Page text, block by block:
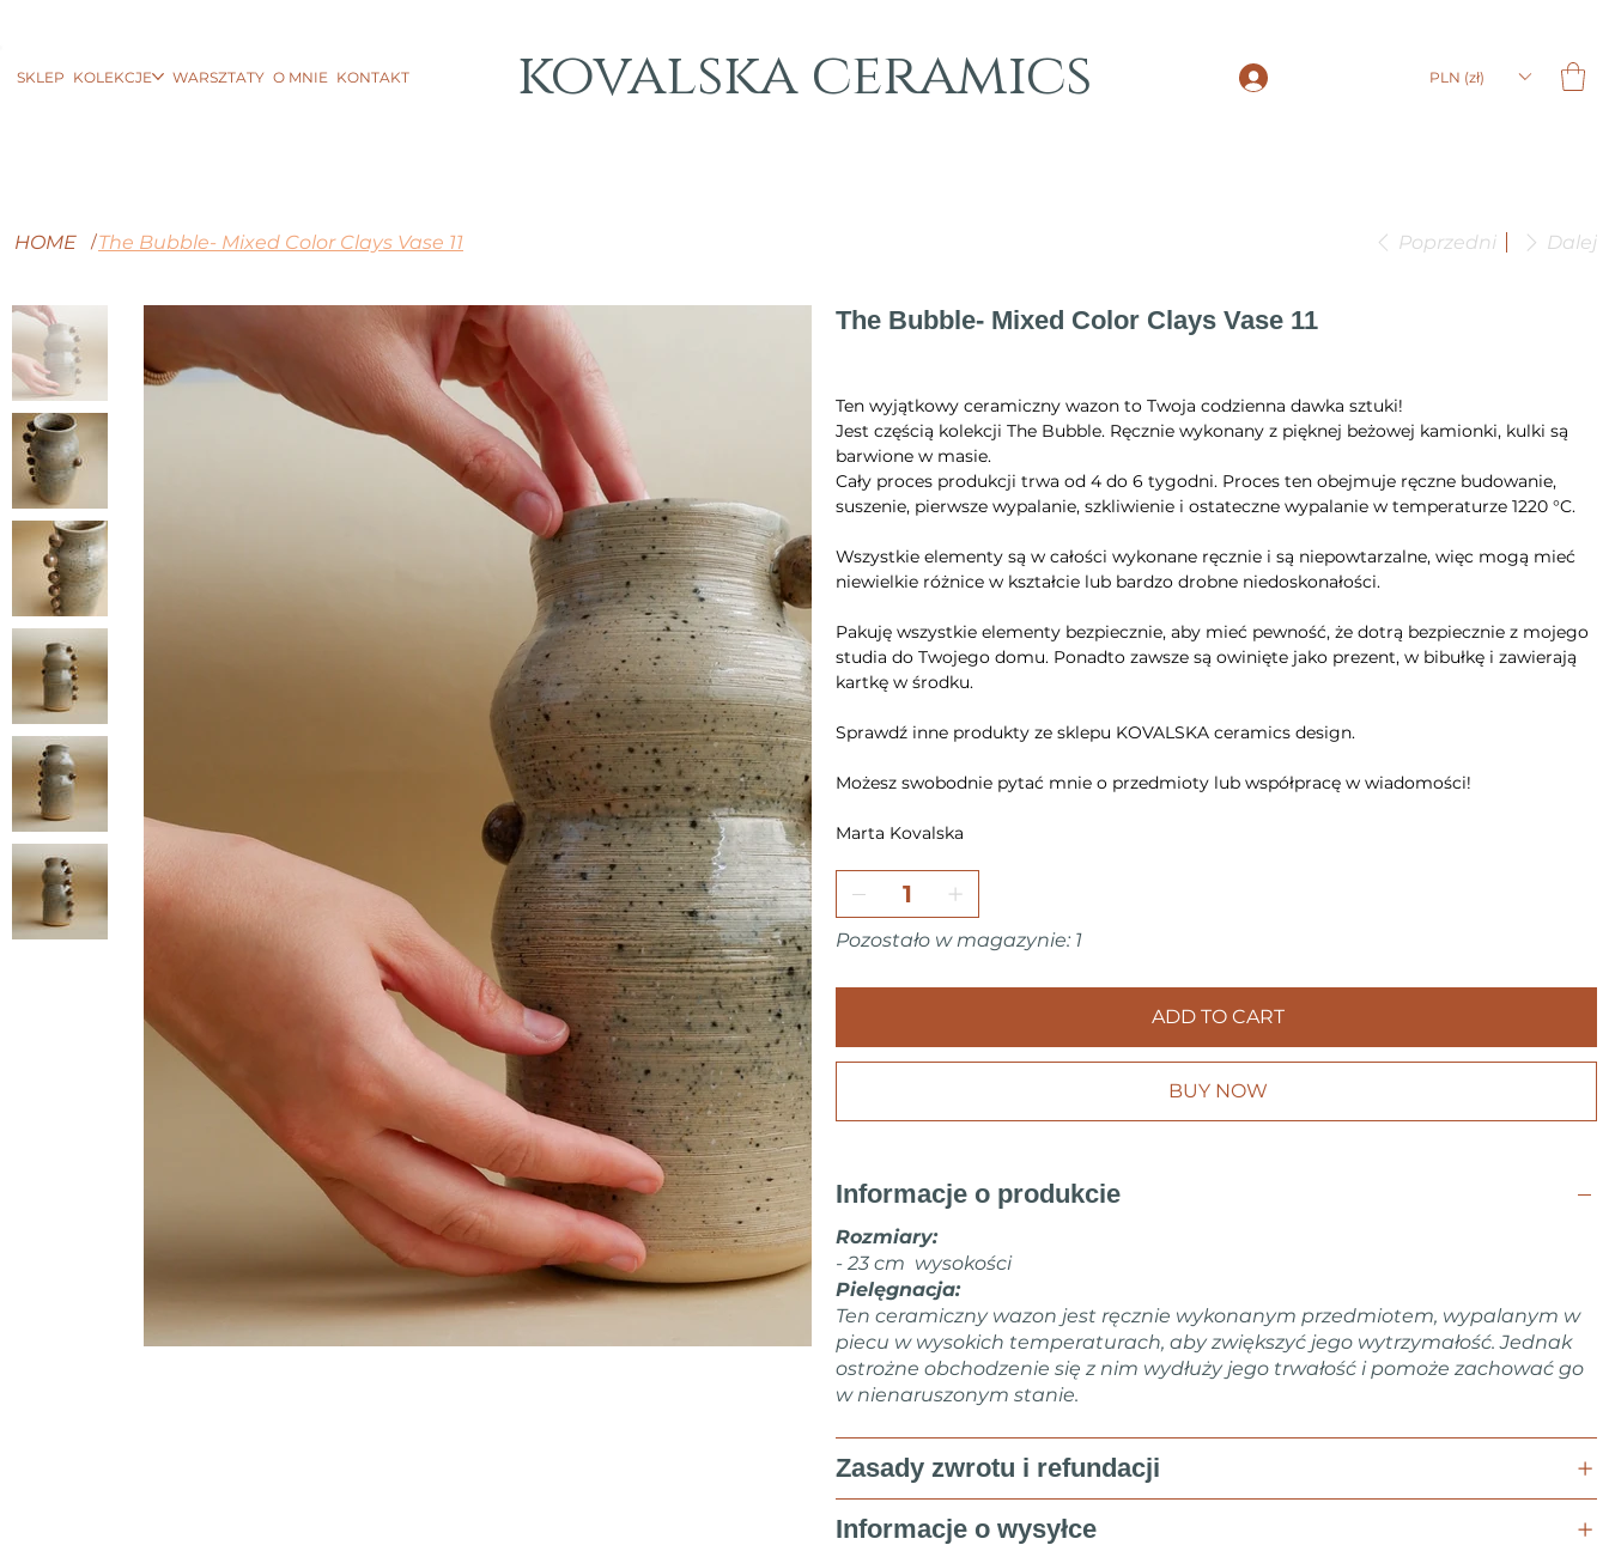
kovalska ceramics
SKLEP KOLEKCJE WARSZTATY O MNIE KONTAKT PLN (zł)
HOME /The Bubble- Mixed Color Clays Vase 11 Poprzedni Dalej
The Bubble- Mixed Color Clays Vase 11
Ten wyjątkowy ceramiczny wazon to Twoja codzienna dawka sztuki!
Jest częścią kolekcji The Bubble. Ręcznie wykonany z pięknej beżowej kamionki, kulki są
barwione w masie.
Cały proces produkcji trwa od 4 do 6 tygodni. Proces ten obejmuje ręczne budowanie,
suszenie, pierwsze wypalanie, szkliwienie i ostateczne wypalanie w temperaturze 1220 °C.
Wszystkie elementy są w całości wykonane ręcznie i są niepowtarzalne, więc mogą mieć
niewielkie różnice w kształcie lub bardzo drobne niedoskonałości.
Pakuję wszystkie elementy bezpiecznie, aby mieć pewność, że dotrą bezpiecznie z mojego
studia do Twojego domu. Ponadto zawsze są owinięte jako prezent, w bibułkę i zawierają
kartkę w środku.
Sprawdź inne produkty ze sklepu KOVALSKA ceramics design.
Możesz swobodnie pytać mnie o przedmioty lub współpracę w wiadomości!
Marta Kovalska
Pozostało w magazynie: 1
ADD TO CART
BUY NOW
Informacje o produkcie
Rozmiary:
- 23 cm wysokości
Pielęgnacja:
Ten ceramiczny wazon jest ręcznie wykonanym przedmiotem, wypalanym w
piecu w wysokich temperaturach, aby zwiększyć jego wytrzymałość. Jednak
ostrożne obchodzenie się z nim wydłuży jego trwałość i pomoże zachować go
w nienaruszonym stanie.
Zasady zwrotu i refundacji
Informacje o wysyłce